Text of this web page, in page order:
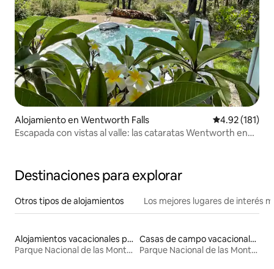
Alojamiento en Wentworth Falls Calificación
4.92 (181)
Escapada con vistas al valle: las cataratas Wentworth en
Destinaciones para explorar
Otros tipos de alojamientos Los mejores lugares de interés
Alojamientos vacacionales para familias
Parque Nacional de las Montañas Azules
Casas de campo vacacionales
Parque Nacional de las Montañas Azules